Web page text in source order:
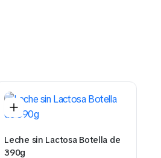
Leche sin Lactosa Botella de
390g